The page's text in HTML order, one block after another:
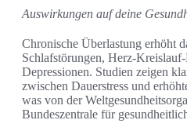
Auswirkungen auf deine
Chronische Überlastung erhöht
Schlafstörungen, Herz-
Depressionen. Studien zeigen
zwischen Dauerstress und
was von der
Bundeszentrale für